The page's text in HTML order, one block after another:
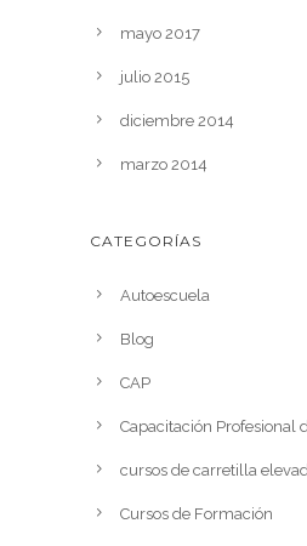
mayo 2017
julio 2015
diciembre 2014
marzo 2014
CATEGORÍAS
Autoescuela
Blog
CAP
Capacitación Profesional
cursos de carretilla
Cursos de Formación